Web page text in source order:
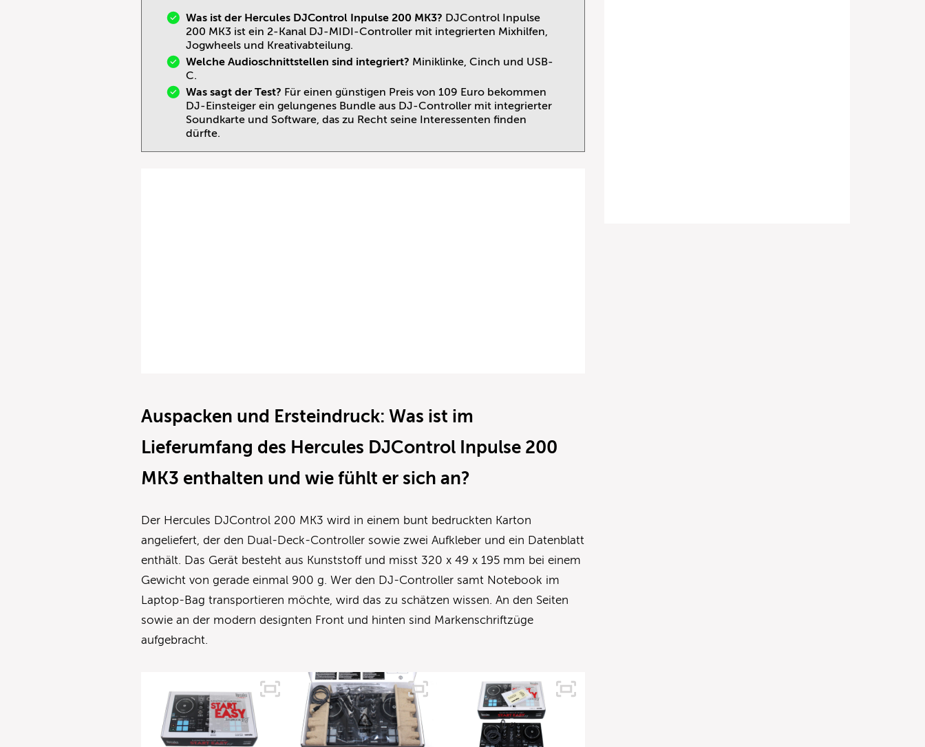
Was ist der Hercules DJControl Inpulse 200 MK3? DJControl Inpulse
200 MK3 ist ein 2-Kanal DJ-MIDI-Controller mit integrierten Mixhilfen,
Jogwheels und Kreativabteilung.
Welche Audioschnittstellen sind integriert? Miniklinke, Cinch und USB-
C.
Was sagt der Test? Für einen günstigen Preis von 109 Euro bekommen
DJ-Einsteiger ein gelungenes Bundle aus DJ-Controller mit integrierter
Soundkarte und Software, das zu Recht seine Interessenten finden
dürfte.
Auspacken und Ersteindruck: Was ist im
Lieferumfang des Hercules DJControl Inpulse 200
MK3 enthalten und wie fühlt er sich an?
Der Hercules DJControl 200 MK3 wird in einem bunt bedruckten Karton
angeliefert, der den Dual-Deck-Controller sowie zwei Aufkleber und ein Datenblatt
enthält. Das Gerät besteht aus Kunststoff und misst 320 x 49 x 195 mm bei einem
Gewicht von gerade einmal 900 g. Wer den DJ-Controller samt Notebook im
Laptop-Bag transportieren möchte, wird das zu schätzen wissen. An den Seiten
sowie an der modern designten Front und hinten sind Markenschriftzüge
aufgebracht.